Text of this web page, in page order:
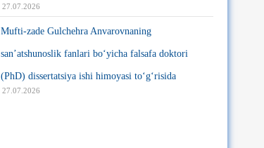
27.07.2026
Mufti-zade Gulchehra Anvarovnaning
san’atshunoslik fanlari bo‘yicha falsafa doktori
(PhD) dissertatsiya ishi himoyasi to‘g‘risida
27.07.2026